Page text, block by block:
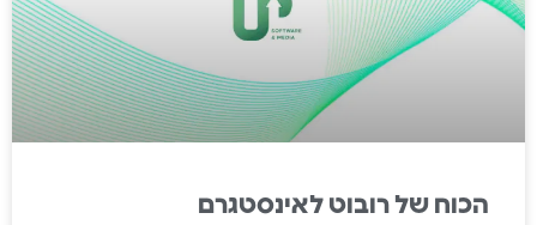
הכוח של רובוט לאינסטגרם